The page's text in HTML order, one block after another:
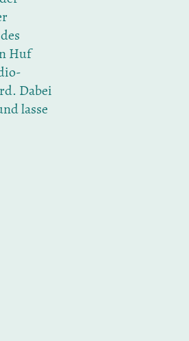
Huf
Dabei
lasse